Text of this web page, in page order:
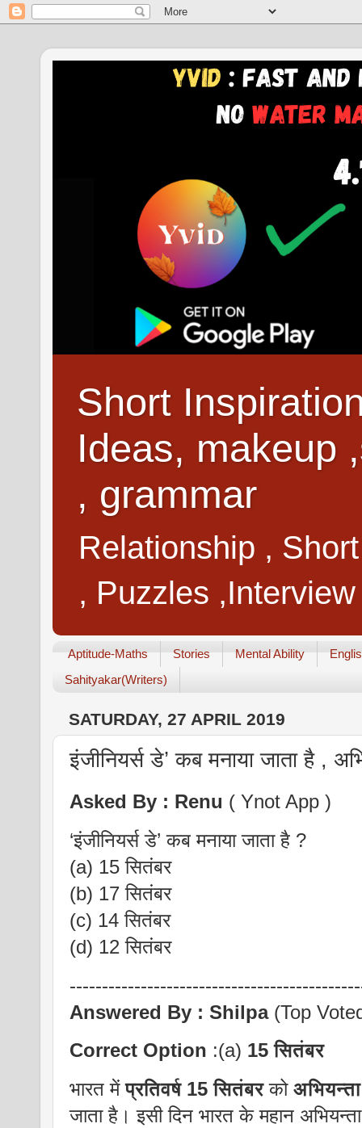
Short
Ideas, makeup
, grammar
Relationship ,
, Puzzles
Aptitude-Maths Stories Mental Ability
Sahityakar(Writers)
SATURDAY, 27 APRIL 2019
इंजीनियर्स डे’ कब मनाया जाता है ,
Asked By : Renu ( Ynot App )
‘इंजीनियर्स डे’ कब मनाया जाता है ?
(a) 15 सितंबर
(b) 17 सितंबर
(c) 14 सितंबर
(d) 12 सितंबर
Answered By : Shilpa(Top
Correct Option :(a) 15 सितंबर
भारत मेंप्रतिवर्ष 15 सितंबरको
जाता है। इसी दिन भारत के महान अभियन्ता